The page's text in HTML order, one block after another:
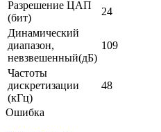
Разрешение ЦАП
(бит)
24
Динамический
диапазон,
невзвешенный(дБ)
109
Частоты
дискретизации
(кГц)
48
Ошибка